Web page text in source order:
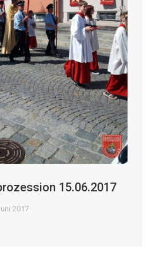
15.06.2017
2017